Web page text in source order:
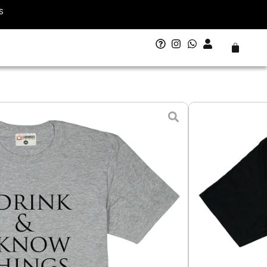
Carrito
- 11 agosto
- Grande XL - Extra Grande